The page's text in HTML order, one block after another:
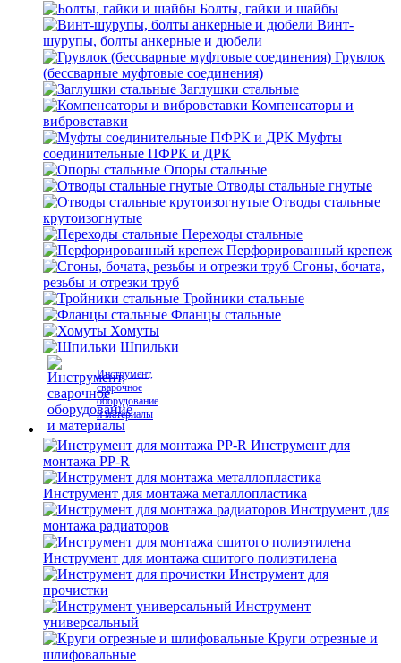
Болты, гайки и шайбы
Винт-
шурупы, болты анкерные и дюбели
Грувлок
(бессварные муфтовые соединения)
Заглушки стальные
Компенсаторы и
вибровставки
Муфты
соединительные ПФРК и ДРК
Опоры стальные
Отводы стальные гнутые
Отводы стальные
крутоизогнутые
Переходы стальные
Перфорированный крепеж
Сгоны, бочата,
резьбы и отрезки труб
Тройники стальные
Фланцы стальные
Хомуты
Шпильки
Инструмент,
сварочное
оборудование
и материалы
Инструмент для
монтажа PP-R
Инструмент для монтажа металлопластика
Инструмент для
монтажа радиаторов
Инструмент для монтажа сшитого полиэтилена
Инструмент для
прочистки
Инструмент
универсальный
Круги отрезные и
шлифовальные